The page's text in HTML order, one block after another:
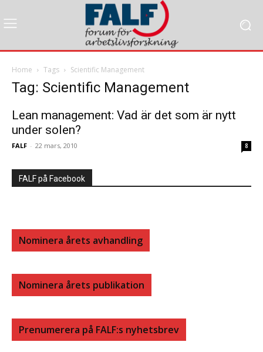
Home Tags Scientific Management
Tag: Scientific Management
Lean management: Vad är det som är nytt
under solen?
FALF - 22 mars, 2010 8
FALF på Facebook
Nominera årets avhandling
Nominera årets publikation
Prenumerera på FALF:s nyhetsbrev